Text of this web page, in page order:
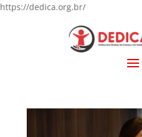
https://dedica.org.br/